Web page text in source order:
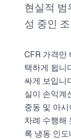
현실적 범
성 중인
CFR 가격만
택하게 됩니
싸게 보입니
실이 손익계
중동 및 아
차례 수행해
록 냉동 인